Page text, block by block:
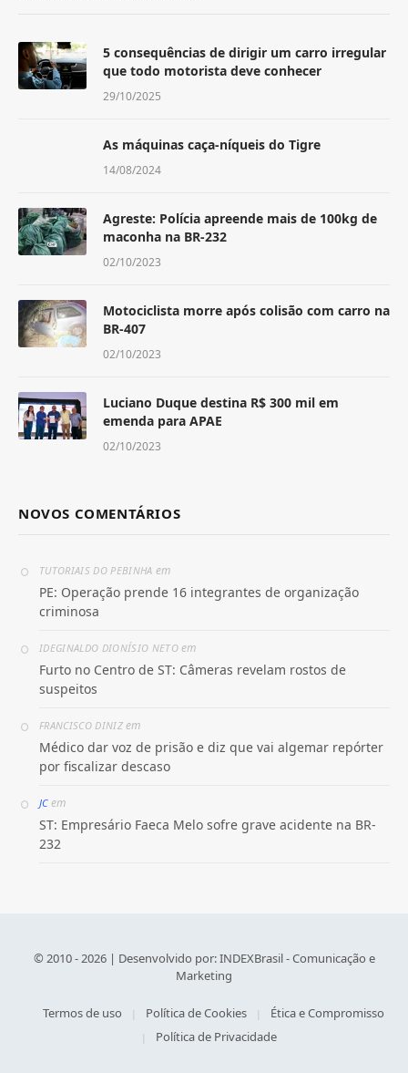
5 consequências de dirigir um carro irregular
que todo motorista deve conhecer
29/10/2025
As máquinas caça-níqueis do Tigre
14/08/2024
Agreste: Polícia apreende mais de 100kg de
maconha na BR-232
02/10/2023
Motociclista morre após colisão com carro na
BR-407
02/10/2023
Luciano Duque destina R$ 300 mil em
emenda para APAE
02/10/2023
NOVOS COMENTÁRIOS
TUTORIAIS DO PEBINHA em
PE: Operação prende 16 integrantes de organização
criminosa
IDEGINALDO DIONÍSIO NETOem
Furto no Centro de ST: Câmeras revelam rostos de
suspeitos
FRANCISCO DINIZem
Médico dar voz de prisão e diz que vai algemar repórter
por fiscalizar descaso
JCem
ST: Empresário Faeca Melo sofre grave acidente na BR-
232
© 2010 - 2026 | Desenvolvido por:INDEXBrasil - Comunicação e
Marketing
Termos de uso Política de Cookies
Ética e Compromisso
Política de Privacidade